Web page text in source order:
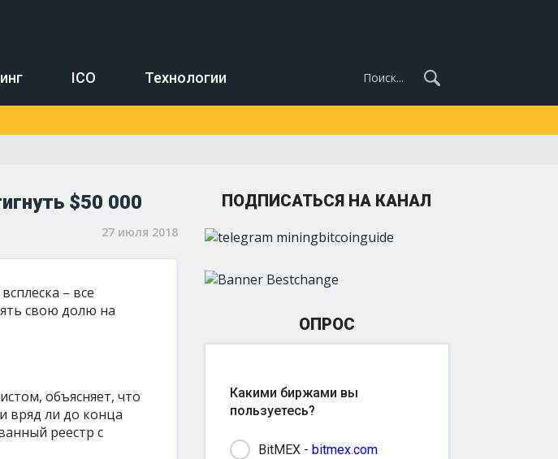
ICO Технологии
$50 000
27 июля 2018
– все
свою долю на
объясняет, что
вряд ли до конца
реестр с
ПОДПИСАТЬСЯ НА КАНАЛ
ОПРОС
Какими биржами вы
пользуетесь?
BitMEX - bitmex.com